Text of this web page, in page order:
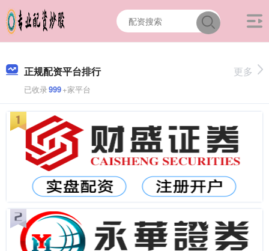
正规配资平台排行
已收录999+家平台
更多